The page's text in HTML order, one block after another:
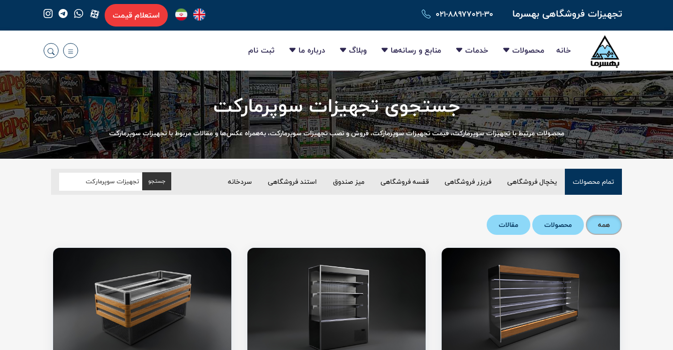
تجهیزات فروشگاهی بهسرما ۰۲۱-۸۸۹۷۷۰۲۱-۳۰ استعلام قیمت
خانه محصولات خدمات منابع و رسانه‌ها وبلاگ درباره ما ثبت نام
جستجوی تجهیزات سوپرمارکت
محصولات مرتبط با تجهیزات سوپرمارکت، قیمت تجهیزات سوپرمارکت، فروش و نصب تجهیزات سوپرمارکت، به‌همراه عکس‌ها و مقالات مربوط با تجهیزات سوپرمارکت
تمام محصولات یخچال فروشگاهی فریزر فروشگاهی قفسه فروشگاهی میز صندوق استند فروشگاهی سردخانه
همه محصولات مقالات